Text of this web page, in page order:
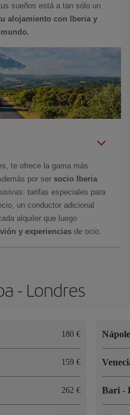
sueños está a tan sólo un
alojamiento con Iberia y
te ofrece la gama más
por ser socio Iberia
tarifas especiales para
un conductor adicional
alquiler que luego
y experiencias de ocio.
- Londres
180
159
262 Bari-